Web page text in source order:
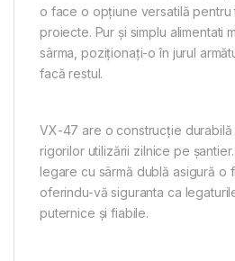
o face o opțiune versatilă pentru
proiecte. Pur și simplu alimentati
sârma, poziționați-o în jurul
facă restul.
VX-47 are o construcție
rigorilor utilizării zilnice pe
legare cu sârmă dublă asigură o
oferindu-vă siguranta ca
puternice și fiabile.